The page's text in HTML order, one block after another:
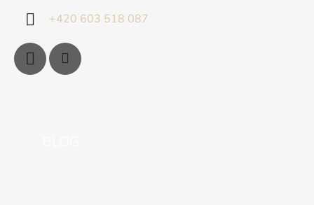
+420 603 518 087